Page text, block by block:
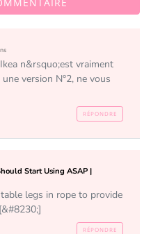
n&rsquo;est vraiment
version N°2, ne vous
RÉPONDRE
Start Using ASAP |
legs in rope to provide
RÉPONDRE